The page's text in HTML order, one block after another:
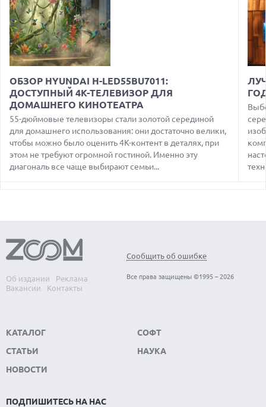
ИЗОЛЯЦИИ ТЕСТОВОЙ СРЕДЫ
06.08.2026
ИИ-ПОИСК SHOPIFY УВЕЛИЧИЛ ТРАФИК И ПРОДАЖИ В ТРИ
РАЗА
06.08.2026
ОПЕРАТОРОМ ИНДУСТРИИ РОБОТАКСИ
06.08.2026
ТОЛЩИНОЙ 4,7 ММ И 12" OLED МАТРИЦЕЙ
06.08.2026
TROUVER ПРЕДСТАВИЛ НОВЫЕ ТЕХНОЛОГИИ ВЛАЖНОЙ
УБОРКИ И ЛИНЕЙКУ ТЕХНИКИ 2026 ГОДА
СПУТНИКОВОЙ СВЯЗЬЮ
06.08.2026
ФЕРМЕРЫ ИЗ КЕНТУККИ ОТВЕРГЛИ ПРЕДЛОЖЕНИЕ В 26
МИЛЛИОНОВ ДОЛЛАРОВ ЗА СТРОИТЕЛЬСТВО ЦОД
ОБЗОР HYUNDAI H-LED55BU7011:
ДОСТУПНЫЙ 4K-ТЕЛЕВИЗОР ДЛЯ
ДОМАШНЕГО КИНОТЕАТРА
55-дюймовые телевизоры стали золотой серединой
для домашнего использования: они достаточно велики,
чтобы можно было оценить 4K-контент в деталях, при
этом не требуют огромной гостиной. Именно эту
диагональ все чаще выбирают семьи...
Об издании
Реклама
Вакансии
Контакты
Сообщить об ошибке
Все права защищены ©1995 – 2026
КАТАЛОГ
СТАТЬИ
НОВОСТИ
СОФТ
НАУКА
ПОДПИШИТЕСЬ НА НАС